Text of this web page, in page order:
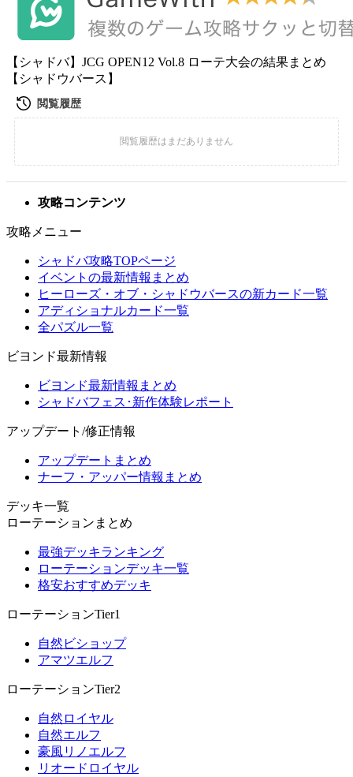
【シャドバ】JCG OPEN12 Vol.8 ローテ大会の結果まとめ
【シャドウバース】
攻略コンテンツ
攻略メニュー
シャドバ攻略TOPページ
イベントの最新情報まとめ
ヒーローズ・オブ・シャドウバースの新カード一覧
アディショナルカード一覧
全パズル一覧
ビヨンド最新情報
ビヨンド最新情報まとめ
シャドバフェス･新作体験レポート
アップデート/修正情報
アップデートまとめ
ナーフ・アッパー情報まとめ
デッキ一覧
ローテーションまとめ
最強デッキランキング
ローテーションデッキ一覧
格安おすすめデッキ
ローテーションTier1
自然ビショップ
アマツエルフ
ローテーションTier2
自然ロイヤル
自然エルフ
豪風リノエルフ
リオードロイヤル